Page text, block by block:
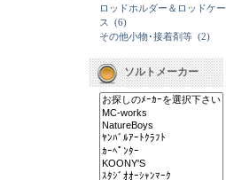
ロッドホルダー＆ロッドケー
ス
(6)
その他小物･接着剤等 (2)
ソルトメーカー